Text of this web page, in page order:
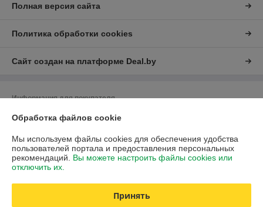
Полная версия сайта
Политика обработки cookies
Сайт создан на платформе Deal.by
Информация для покупателя
Юридическое лицо:ЧУП "Либра"
Минская обл., г.Дзержинск, ул.Фоминых,7
Регистрационный номер ЕГР: 690033361
УНП: 690033361
Дата регистрации компании: 31.05.2004
Обработка файлов cookie
Мы используем файлы cookies для обеспечения удобства
пользователей портала и предоставления персональных
рекомендаций. Вы можете настроить файлы cookies или
отключить их.
Принять